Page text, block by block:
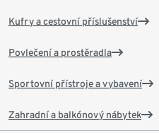
Kufry a cestovní příslušenství
Povlečení a prostěradla
Sportovní přístroje a vybavení
Zahradní a balkónový nábytek